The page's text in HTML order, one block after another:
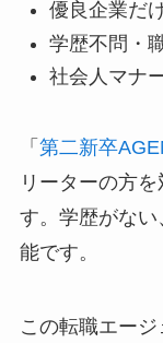
優良企業だ
学歴不問・
社会人マナ
「 第二新卒
リーターの方
す。学歴がな
能です。
この転職エー